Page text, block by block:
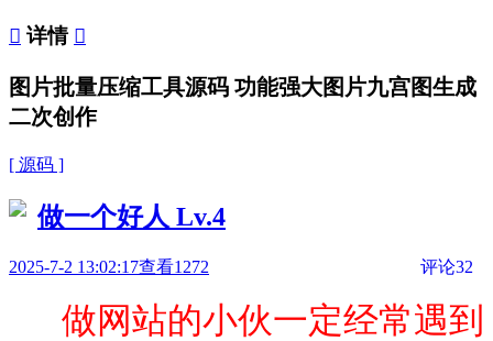
 详情 
图片批量压缩工具源码 功能强大图片九宫图生成
二次创作
[ 源码 ]
做一个好人 Lv.4
2025-7-2 13:02:17查看1272 评论32
做网站的小伙一定经常遇到